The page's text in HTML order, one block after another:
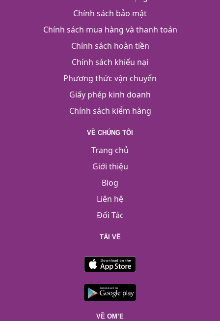
Chính sách bảo mật
Chính sách mua hàng và thanh toán
Chính sách hoàn tiền
Chính sách khiếu nại
Phương thức vận chuyển
Giấy phép kinh doanh
Chính sách kiểm hàng
VỀ CHÚNG TÔI
Trang chủ
Giới thiệu
Blog
Liên hệ
Đối Tác
TẢI VỀ
VỀ OM’E